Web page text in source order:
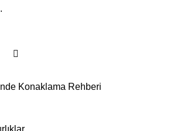
Konaklama Rehberi